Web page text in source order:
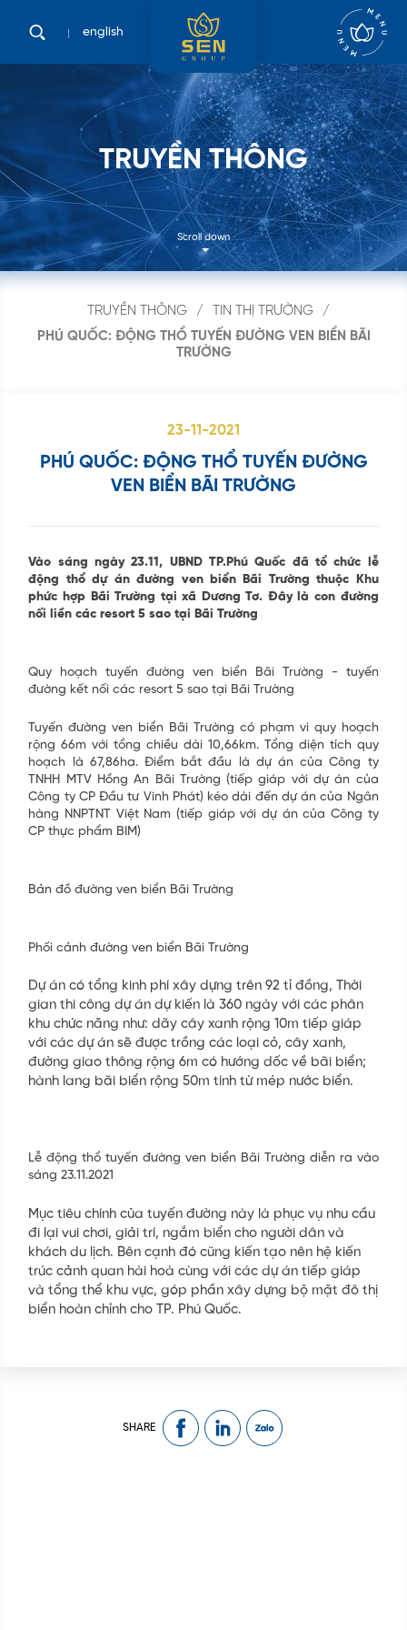
english
TRUYỀN THÔNG
Scroll down
TRUYỀN THÔNG
TIN THỊ TRƯỜNG
PHÚ QUỐC: ĐỘNG THỔ TUYẾN ĐƯỜNG VEN BIỂN BÃI
TRƯỜNG
23-11-2021
PHÚ QUỐC: ĐỘNG THỔ TUYẾN ĐƯỜNG
VEN BIỂN BÃI TRƯỜNG
Vào sáng ngày 23.11, UBND TP.Phú Quốc đã tổ chức lễ
động thổ dự án đường ven biển Bãi Trường thuộc Khu
phức hợp Bãi Trường tại xã Dương Tơ. Đây là con đường
nối liền các resort 5 sao tại Bãi Trường
Quy hoạch tuyến đường ven biển Bãi Trường - tuyến
đường kết nối các resort 5 sao tại Bãi Trường
Tuyến đường ven biển Bãi Trường có phạm vi quy hoạch
rộng 66m với tổng chiều dài 10,66km. Tổng diện tích quy
hoạch là 67,86ha. Điểm bắt đầu là dự án của Công ty
TNHH MTV Hồng An Bãi Trường (tiếp giáp với dự án của
Công ty CP Đầu tư Vinh Phát) kéo dài đến dự án của Ngân
hàng NNPTNT Việt Nam (tiếp giáp với dự án của Công ty
CP thực phẩm BIM)
Bản đồ đường ven biển Bãi Trường
Phối cảnh đường ven biển Bãi Trường
Dự án có tổng kinh phí xây dựng trên 92 tỉ đồng, Thời
gian thi công dự án dự kiến là 360 ngày với các phân
khu chức năng như: dãy cây xanh rộng 10m tiếp giáp
với các dự án sẽ được trồng các loại cỏ, cây xanh,
đường giao thông rộng 6m có hướng dốc về bãi biển;
hành lang bãi biển rộng 50m tính từ mép nước biển.
Lễ động thổ tuyến đường ven biển Bãi Trường diễn ra vào
sáng 23.11.2021
Mục tiêu chính của tuyến đường này là phục vụ nhu cầu
đi lại vui chơi, giải trí, ngắm biển cho người dân và
khách du lịch. Bên cạnh đó cũng kiến tạo nên hệ kiến
trúc cảnh quan hài hoà cùng với các dự án tiếp giáp
và tổng thể khu vực, góp phần xây dựng bộ mặt đô thị
biển hoàn chỉnh cho TP. Phú Quốc.
SHARE
thông tin liên hệ, bộ phận kinh doanh của chúng tôi
sẽ chủ động liên hệ trực tiếp tới Quý khách. Trân
Họ tên *
Email *
Tìm
...